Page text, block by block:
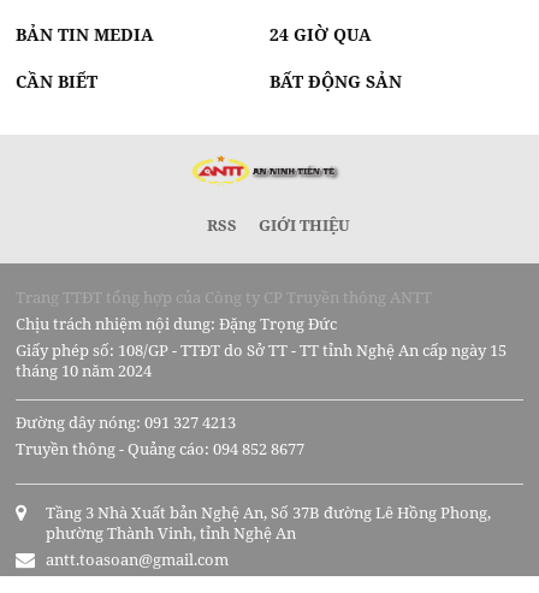
BẢN TIN MEDIA 24 GIỜ QUA
CẦN BIẾT BẤT ĐỘNG SẢN
RSS GIỚI THIỆU
Trang TTĐT tổng hợp của Công ty CP Truyền thông ANTT
Chịu trách nhiệm nội dung: Đặng Trọng Đức
Giấy phép số: 108/GP - TTĐT do Sở TT - TT tỉnh Nghệ An cấp ngày 15
tháng 10 năm 2024
Đường dây nóng: 091 327 4213
Truyền thông - Quảng cáo: 094 852 8677
Tầng 3 Nhà Xuất bản Nghệ An, Số 37B đường Lê Hồng Phong,
phường Thành Vinh, tỉnh Nghệ An
antt.toasoan@gmail.com